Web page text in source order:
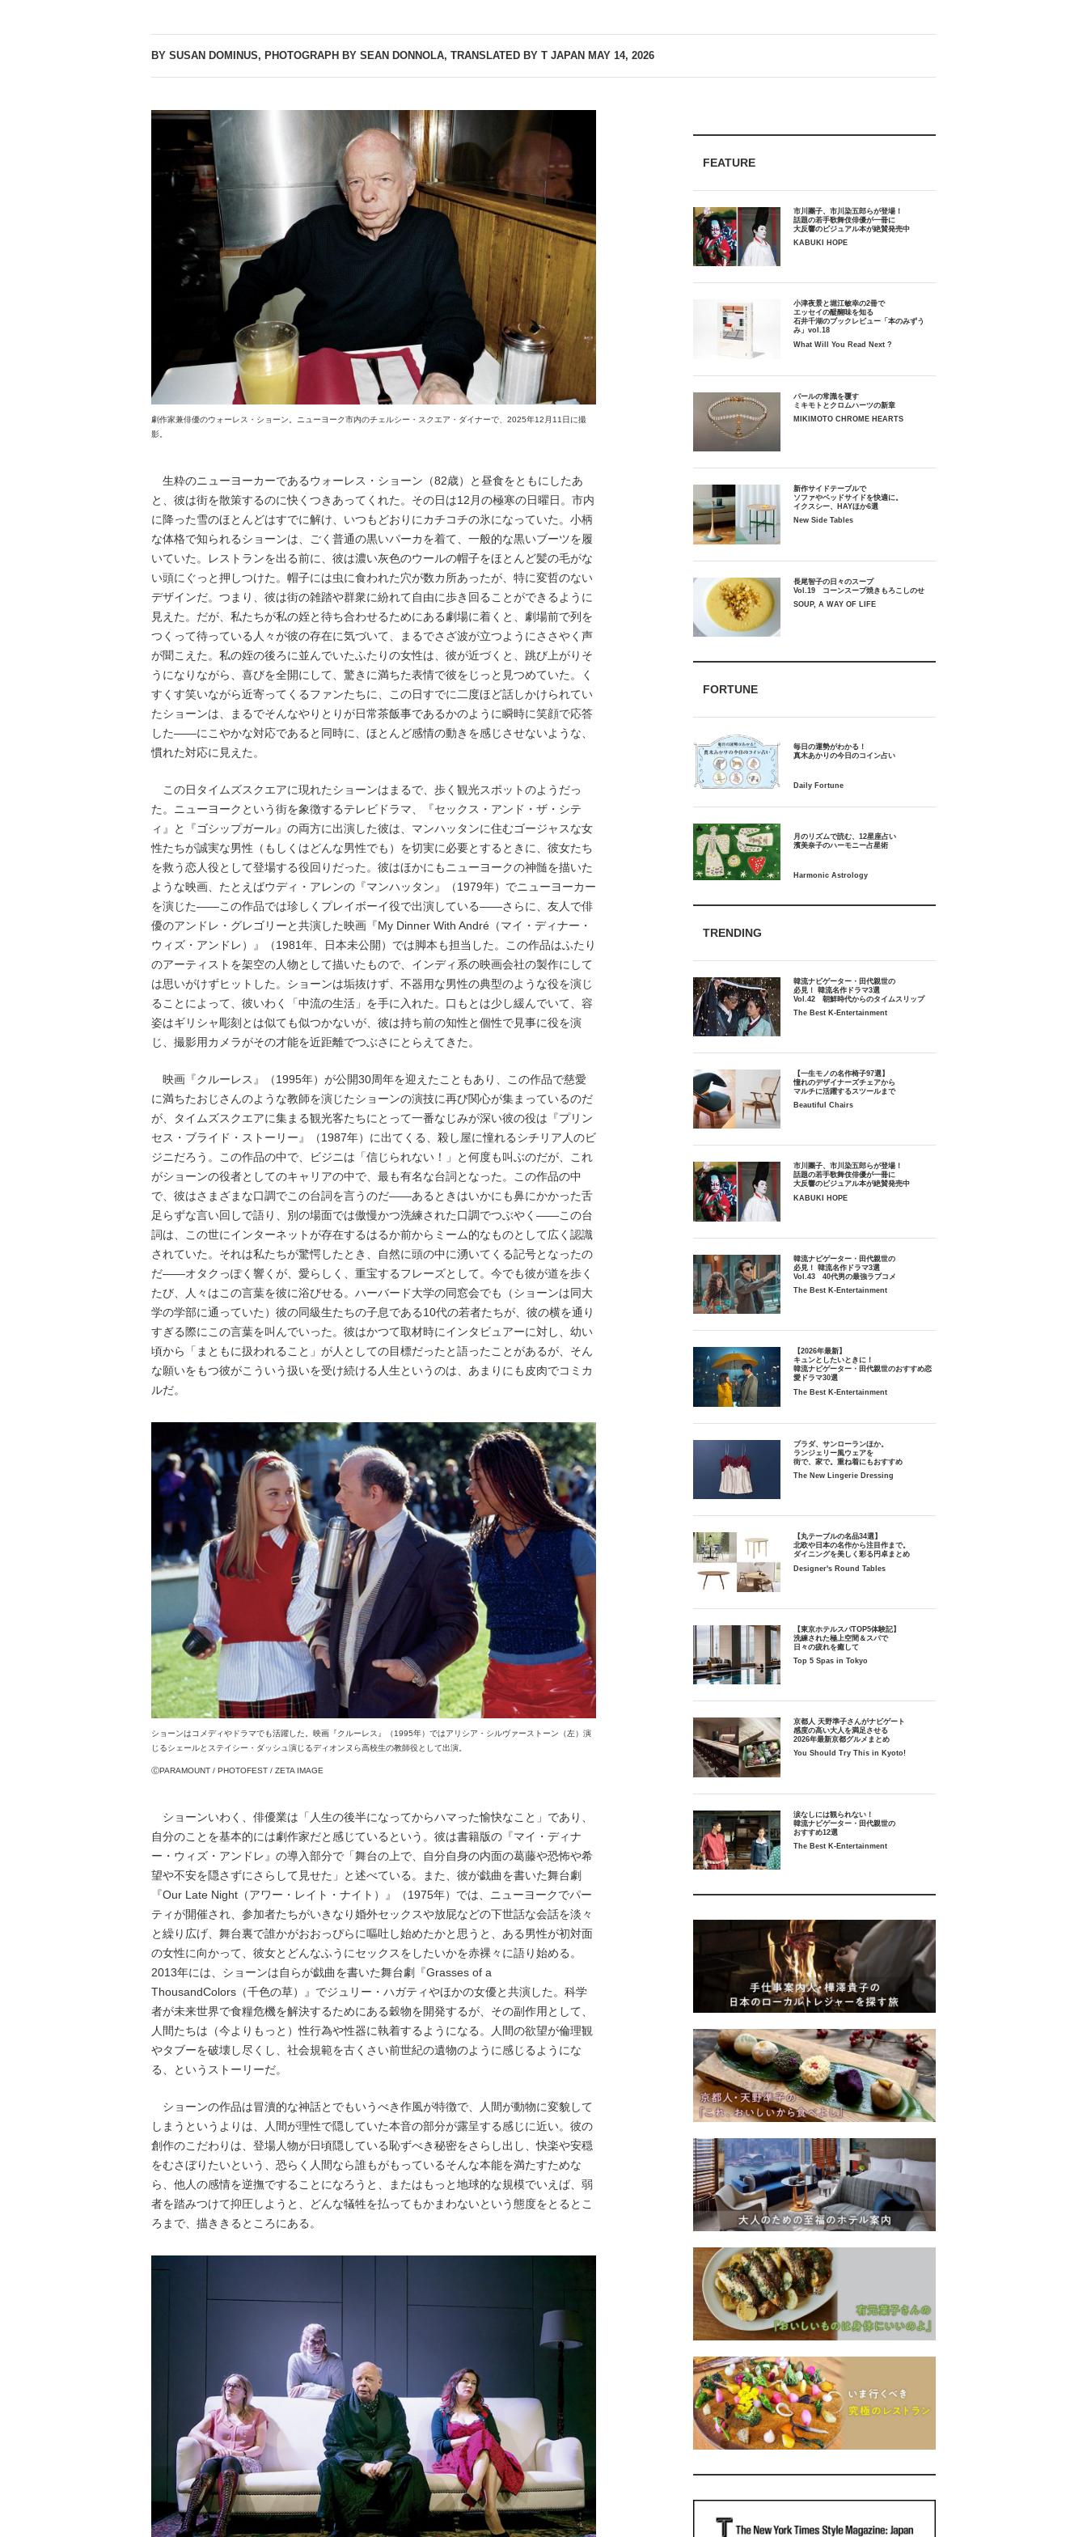
BY SUSAN DOMINUS, PHOTOGRAPH BY SEAN DONNOLA, TRANSLATED BY T JAPAN MAY 14, 2026
劇作家兼俳優のウォーレス・ショーン。ニューヨーク市内のチェルシー・スクエア・ダイナーで、2025年12月11日に撮
影。
生粋のニューヨーカーであるウォーレス・ショーン（82歳）と昼食をともにしたあ
と、彼は街を散策するのに快くつきあってくれた。その日は12月の極寒の日曜日。市内
に降った雪のほとんどはすでに解け、いつもどおりにカチコチの氷になっていた。小柄
な体格で知られるショーンは、ごく普通の黒いパーカを着て、一般的な黒いブーツを履
いていた。レストランを出る前に、彼は濃い灰色のウールの帽子をほとんど髪の毛がな
い頭にぐっと押しつけた。帽子には虫に食われた穴が数カ所あったが、特に変哲のない
デザインだ。つまり、彼は街の雑踏や群衆に紛れて自由に歩き回ることができるように
見えた。だが、私たちが私の姪と待ち合わせるためにある劇場に着くと、劇場前で列を
つくって待っている人々が彼の存在に気づいて、まるでさざ波が立つようにささやく声
が聞こえた。私の姪の後ろに並んでいたふたりの女性は、彼が近づくと、跳び上がりそ
うになりながら、喜びを全開にして、驚きに満ちた表情で彼をじっと見つめていた。く
すくす笑いながら近寄ってくるファンたちに、この日すでに二度ほど話しかけられてい
たショーンは、まるでそんなやりとりが日常茶飯事であるかのように瞬時に笑顔で応答
した――にこやかな対応であると同時に、ほとんど感情の動きを感じさせないような、
慣れた対応に見えた。
この日タイムズスクエアに現れたショーンはまるで、歩く観光スポットのようだっ
た。ニューヨークという街を象徴するテレビドラマ、『セックス・アンド・ザ・シテ
ィ』と『ゴシップガール』の両方に出演した彼は、マンハッタンに住むゴージャスな女
性たちが誠実な男性（もしくはどんな男性でも）を切実に必要とするときに、彼女たち
を救う恋人役として登場する役回りだった。彼はほかにもニューヨークの神髄を描いた
ような映画、たとえばウディ・アレンの『マンハッタン』（1979年）でニューヨーカー
を演じた――この作品では珍しくプレイボーイ役で出演している――さらに、友人で俳
優のアンドレ・グレゴリーと共演した映画『My Dinner With André（マイ・ディナー・
ウィズ・アンドレ）』（1981年、日本未公開）では脚本も担当した。この作品はふたり
のアーティストを架空の人物として描いたもので、インディ系の映画会社の製作にして
は思いがけずヒットした。ショーンは垢抜けず、不器用な男性の典型のような役を演じ
ることによって、彼いわく「中流の生活」を手に入れた。口もとは少し緩んでいて、容
姿はギリシャ彫刻とは似ても似つかないが、彼は持ち前の知性と個性で見事に役を演
じ、撮影用カメラがその才能を近距離でつぶさにとらえてきた。
映画『クルーレス』（1995年）が公開30周年を迎えたこともあり、この作品で慈愛
に満ちたおじさんのような教師を演じたショーンの演技に再び関心が集まっているのだ
が、タイムズスクエアに集まる観光客たちにとって一番なじみが深い彼の役は『プリン
セス・ブライド・ストーリー』（1987年）に出てくる、殺し屋に憧れるシチリア人のビ
ジニだろう。この作品の中で、ビジニは「信じられない！」と何度も叫ぶのだが、これ
がショーンの役者としてのキャリアの中で、最も有名な台詞となった。この作品の中
で、彼はさまざまな口調でこの台詞を言うのだ――あるときはいかにも鼻にかかった舌
足らずな言い回しで語り、別の場面では傲慢かつ洗練された口調でつぶやく――この台
詞は、この世にインターネットが存在するはるか前からミーム的なものとして広く認識
されていた。それは私たちが驚愕したとき、自然に頭の中に湧いてくる記号となったの
だ――オタクっぽく響くが、愛らしく、重宝するフレーズとして。今でも彼が道を歩く
たび、人々はこの言葉を彼に浴びせる。ハーバード大学の同窓会でも（ショーンは同大
学の学部に通っていた）彼の同級生たちの子息である10代の若者たちが、彼の横を通り
すぎる際にこの言葉を叫んでいった。彼はかつて取材時にインタビュアーに対し、幼い
頃から「まともに扱われること」が人としての目標だったと語ったことがあるが、そん
な願いをもつ彼がこういう扱いを受け続ける人生というのは、あまりにも皮肉でコミカ
ルだ。
ショーンはコメディやドラマでも活躍した。映画『クルーレス』（1995年）ではアリシア・シルヴァーストーン（左）演
じるシェールとステイシー・ダッシュ演じるディオンヌら高校生の教師役として出演。
ⒸPARAMOUNT / PHOTOFEST / ZETA IMAGE
ショーンいわく、俳優業は「人生の後半になってからハマった愉快なこと」であり、
自分のことを基本的には劇作家だと感じているという。彼は書籍版の『マイ・ディナ
ー・ウィズ・アンドレ』の導入部分で「舞台の上で、自分自身の内面の葛藤や恐怖や希
望や不安を隠さずにさらして見せた」と述べている。また、彼が戯曲を書いた舞台劇
『Our Late Night（アワー・レイト・ナイト）』（1975年）では、ニューヨークでパー
ティが開催され、参加者たちがいきなり婚外セックスや放屁などの下世話な会話を淡々
と繰り広げ、舞台裏で誰かがおおっぴらに嘔吐し始めたかと思うと、ある男性が初対面
の女性に向かって、彼女とどんなふうにセックスをしたいかを赤裸々に語り始める。
2013年には、ショーンは自らが戯曲を書いた舞台劇『Grasses of a
ThousandColors（千色の草）』でジュリー・ハガティやほかの女優と共演した。科学
者が未来世界で食糧危機を解決するためにある穀物を開発するが、その副作用として、
人間たちは（今よりもっと）性行為や性器に執着するようになる。人間の欲望が倫理観
やタブーを破壊し尽くし、社会規範を古くさい前世紀の遺物のように感じるようにな
る、というストーリーだ。
ショーンの作品は冒瀆的な神話とでもいうべき作風が特徴で、人間が動物に変貌して
しまうというよりは、人間が理性で隠していた本音の部分が露呈する感じに近い。彼の
創作のこだわりは、登場人物が日頃隠している恥ずべき秘密をさらし出し、快楽や安穏
をむさぼりたいという、恐らく人間なら誰もがもっているそんな本能を満たすためな
ら、他人の感情を逆撫ですることになろうと、またはもっと地球的な規模でいえば、弱
者を踏みつけて抑圧しようと、どんな犠牲を払ってもかまわないという態度をとるとこ
ろまで、描ききるところにある。
FEATURE
市川團子、市川染五郎らが登場！
話題の若手歌舞伎俳優が一冊に
大反響のビジュアル本が絶賛発売中
KABUKI HOPE
小津夜景と堀江敏幸の2冊で
エッセイの醍醐味を知る
石井千湖のブックレビュー「本のみずう
み」vol.18
What Will You Read Next ?
パールの常識を覆す
ミキモトとクロムハーツの新章
MIKIMOTO CHROME HEARTS
新作サイドテーブルで
ソファやベッドサイドを快適に。
イクスシー、HAYほか6選
New Side Tables
長尾智子の日々のスープ
Vol.19 コーンスープ焼きもろこしのせ
SOUP, A WAY OF LIFE
FORTUNE
毎日の運勢がわかる！
月のリズムで読む、12星座占い
TRENDING
韓流ナビゲーター・田代親世の
必見！ 韓流名作ドラマ3選
Vol.42 朝鮮時代からのタイムスリップ
The Best K-Entertainment
【一生モノの名作椅子97選】
憧れのデザイナーズチェアから
マルチに活躍するスツールまで
Beautiful Chairs
市川團子、市川染五郎らが登場！
話題の若手歌舞伎俳優が一冊に
大反響のビジュアル本が絶賛発売中
KABUKI HOPE
韓流ナビゲーター・田代親世の
必見！ 韓流名作ドラマ3選
Vol.43 40代男の最強ラブコメ
The Best K-Entertainment
【2026年最新】
キュンとしたいときに！
韓流ナビゲーター・田代親世のおすすめ恋
愛ドラマ30選
The Best K-Entertainment
プラダ、サンローランほか。
ランジェリー風ウェアを
街で、家で。重ね着にもおすすめ
The New Lingerie Dressing
【丸テーブルの名品34選】
北欧や日本の名作から注目作まで。
ダイニングを美しく彩る円卓まとめ
Designer's Round Tables
【東京ホテルスパTOP5体験記】
洗練された極上空間＆スパで
日々の疲れを癒して
Top 5 Spas in Tokyo
京都人 天野準子さんがナビゲート
感度の高い大人を満足させる
2026年最新京都グルメまとめ
You Should Try This in Kyoto!
涙なしには観られない！
韓流ナビゲーター・田代親世の
おすすめ12選
The Best K-Entertainment